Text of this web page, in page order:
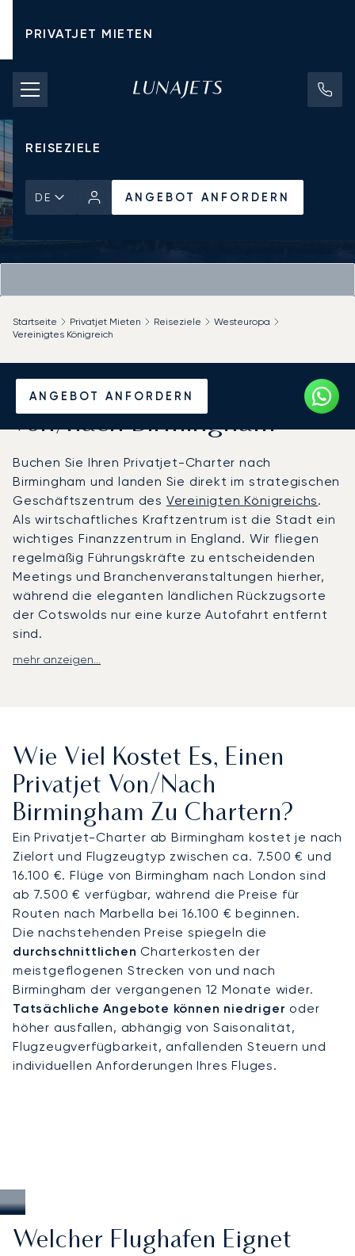
PRIVATJET MIETEN
CHARTERPREISE
PRIVATJETS
REISEZIELE
DE ANGEBOT ANFORDERN
ANGEBOT ANFORDERN
Startseite Privatjet Mieten Reiseziele
Westeuropa
Vereinigtes Königreich
Mieten Sie einen Privatjet
von/nach Birmingham
Buchen Sie Ihren Privatjet-Charter nach
Birmingham und landen Sie direkt im strategischen
Geschäftszentrum des Vereinigten Königreichs.
Als wirtschaftliches Kraftzentrum ist die Stadt ein
wichtiges Finanzzentrum in England. Wir fliegen
regelmäßig Führungskräfte zu entscheidenden
Meetings und Branchenveranstaltungen hierher,
während die eleganten ländlichen Rückzugsorte
der Cotswolds nur eine kurze Autofahrt entfernt
sind.
Wir organisieren Ihre Reise ganz nach Ihrem
Convention Centre, im Birmingham Business Park
oder an jedem anderen gewünschten Ort
ankommen. Ein schneller Transfer steht für Sie
bereit, sodass Sie keine Minute Ihrer wertvollen
Zeit verlieren.
Fliegen Sie mit Vertrauen: Unsere Top-100-
Kunden, darunter die Flugabteilungen großer
Unternehmen, bestätigen unsere Expertise durch
ihre langjährige Treue. Dieses bewährte Vertrauen
gibt Ihnen die absolute Sicherheit, dass Ihre
wichtige Geschäftsreise in dieses bedeutende
britische Wirtschaftszentrum mit höchster
Professionalität abgewickelt wird.
mehr anzeigen...
Wie Viel Kostet Es, Einen
Privatjet Von/nach
Birmingham Zu Chartern?
Ein Privatjet-Charter ab Birmingham kostet je nach
Zielort und Flugzeugtyp zwischen ca. 7.500 € und
16.100 €. Flüge von Birmingham nach London sind
ab 7.500 € verfügbar, während die Preise für
Routen nach Marbella bei 16.100 € beginnen.
Die nachstehenden Preise spiegeln die
durchschnittlichen Charterkosten der
meistgeflogenen Strecken von und nach
Birmingham der vergangenen 12 Monate wider.
Tatsächliche Angebote können niedriger oder
höher ausfallen, abhängig von Saisonalität,
Flugzeugverfügbarkeit, anfallenden Steuern und
individuellen Anforderungen Ihres Fluges.
Welcher Flughafen Eignet